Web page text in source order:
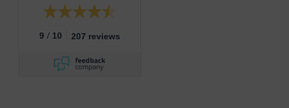
9 / 10 207 reviews